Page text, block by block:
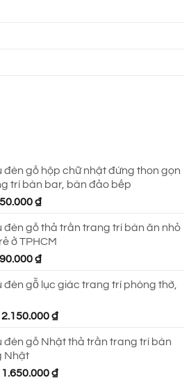
đèn gỗ hộp chữ nhật đứng thon gọn
trí bàn bar, bàn đảo bếp
₫.
₫Giá
tại
là:
750.000 ₫.
đèn gỗ thả trần trang trí bàn ăn nhỏ
ở TPHCM
₫Giá
tại
690.000 ₫.
đèn gỗ lục giác trang trí phòng thờ,
Giá
là:
2.790.000 ₫.
2.150.000₫Giá
tại
2.150.000 ₫.
đèn gỗ Nhật thả trần trang trí bàn
Nhật
Giá
1.650.000₫Giá